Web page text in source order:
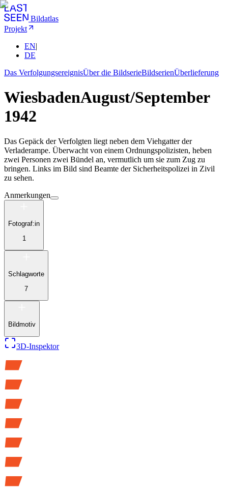
Bildatlas
Projekt
EN|
DE
Das VerfolgungsereignisÜber die BildserieBildserienÜberlieferung
WiesbadenAugust/September
1942
Das Gepäck der Verfolgten liegt neben dem Viehgatter der
Verladerampe. Überwacht von einem Ordnungspolizisten, heben
zwei Personen zwei Bündel an, vermutlich um sie zum Zug zu
bringen. Links im Bild sind Beamte der Sicherheitspolizei in Zivil
zu sehen.
Anmerkungen
Fotograf:in
1
Schlagworte
7
Bildmotiv
3D-Inspektor